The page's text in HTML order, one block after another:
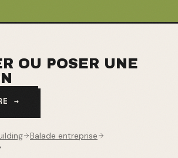
OU POSER UNE
→
Balade entreprise